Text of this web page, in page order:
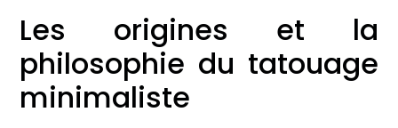
Les origines et la
philosophie du tatouage
minimaliste